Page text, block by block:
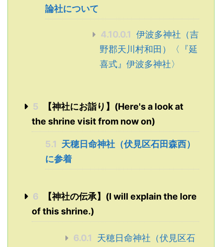
論社について
4.10.0.1
伊波多神社（吉
野郡天川村和田）〈『延
喜式』伊波多神社〉
5
【神社にお詣り】(Here's a look at
the shrine visit from now on)
5.1
天穂日命神社（伏見区石田森西）
に参着
6
【神社の伝承】(I will explain the lore
of this shrine.)
6.0.1
天穂日命神社（伏見区石